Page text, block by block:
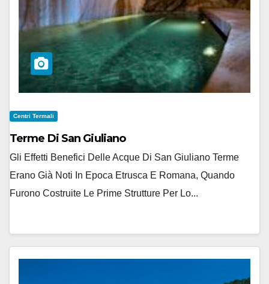
Centri Termali
Terme Di San Giuliano
Gli Effetti Benefici Delle Acque Di San Giuliano Terme
Erano Già Noti In Epoca Etrusca E Romana, Quando
Furono Costruite Le Prime Strutture Per Lo...